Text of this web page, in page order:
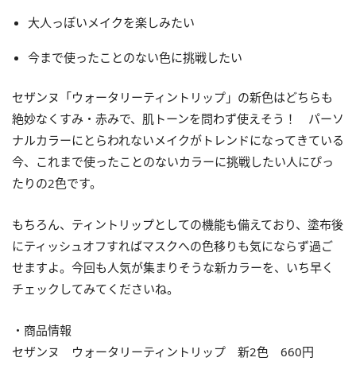
大人っぽいメイクを楽しみたい
今まで使ったことのない色に挑戦したい
セザンヌ「ウォータリーティントリップ」の新色はどちらも
絶妙なくすみ・赤みで、肌トーンを問わず使えそう！ パーソ
ナルカラーにとらわれないメイクがトレンドになってきている
今、これまで使ったことのないカラーに挑戦したい人にぴっ
たりの2色です。
もちろん、ティントリップとしての機能も備えており、塗布後
にティッシュオフすればマスクへの色移りも気にならず過ご
せますよ。今回も人気が集まりそうな新カラーを、いち早く
チェックしてみてくださいね。
・商品情報
セザンヌ ウォータリーティントリップ 新2色 660円